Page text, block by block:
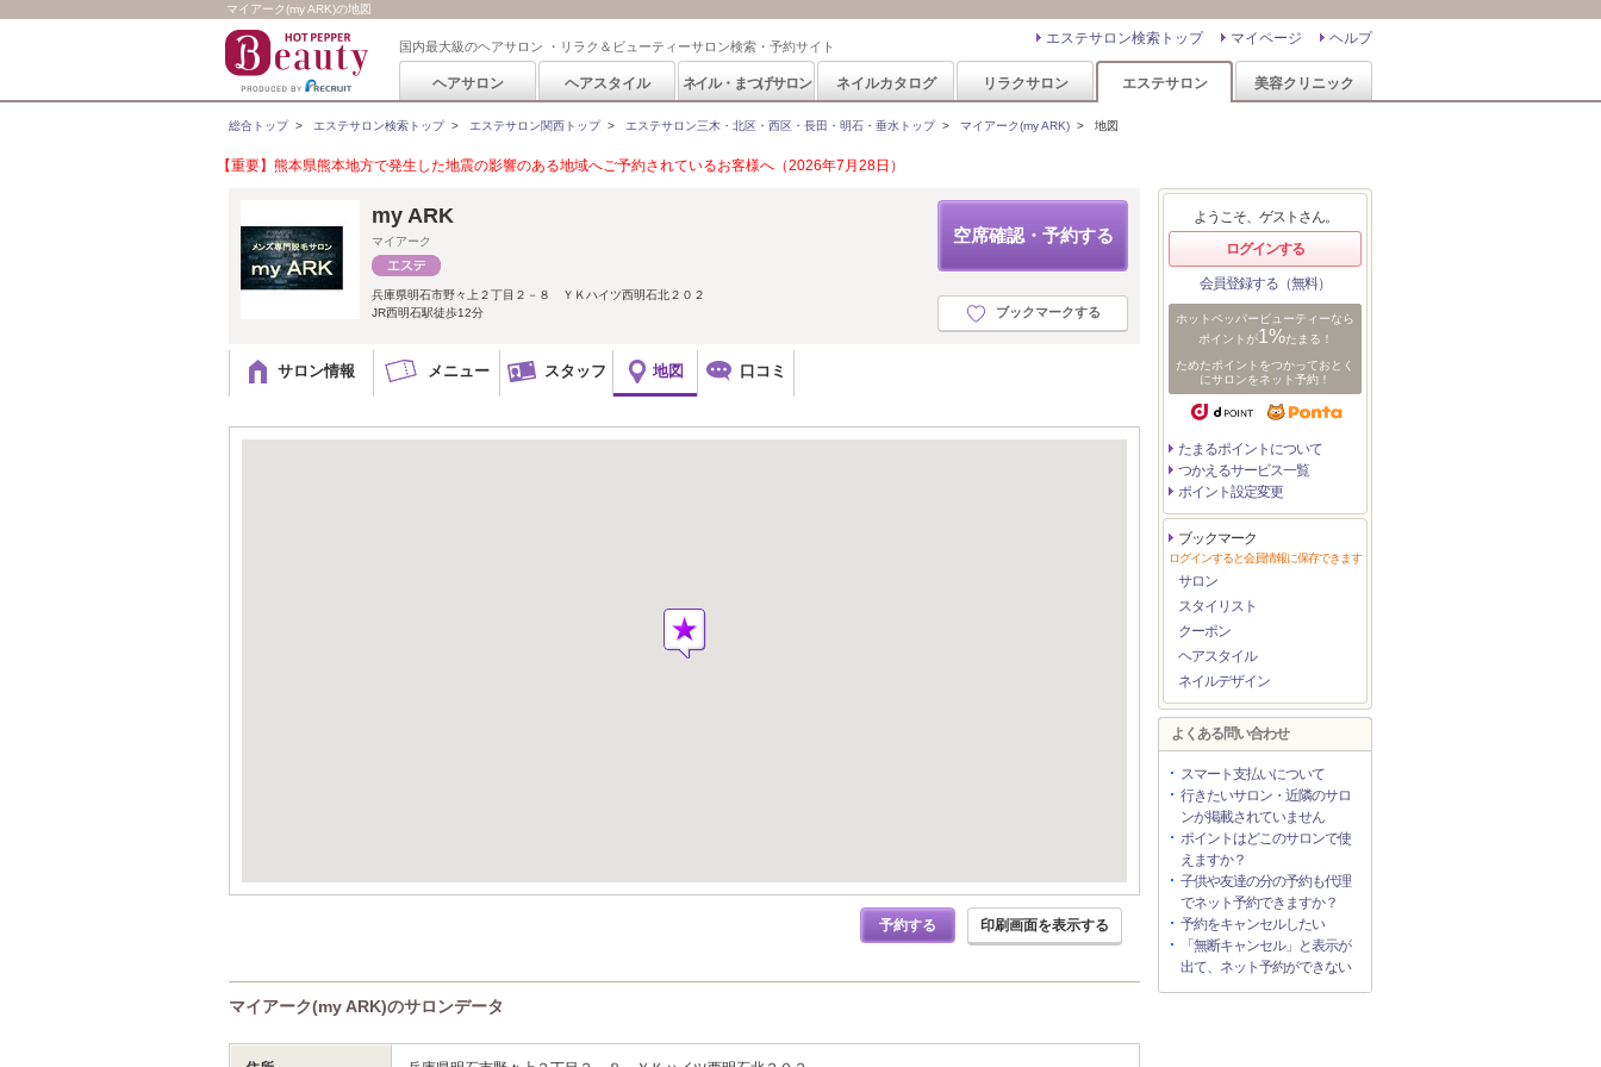
マイアーク(my ARK)の地図
国内最大級のヘアサロン ・リラク＆ビューティーサロン検索・予約サイト ヘルプ
マイページ
エステサロン検索トップ
ヘアサロン ヘアスタイル ネイル・まつげサロン ネイルカタログ リラクサロン エステサロン 美容クリニック
総合トップ> エステサロン検索トップ> エステサロン関西トップ> エステサロン三木・北区・西区・長田・明石・垂水トップ> マイアーク(my ARK) > 地図
【重要】熊本県熊本地方で発生した地震の影響のある地域へご予約されているお客様へ（2026年7月28日）
空席確認・予約する
ブックマークする
my ARK
マイアーク
兵庫県明石市野々上２丁目２－８ ＹＫハイツ西明石北２０２
JR西明石駅徒歩12分
サロン情報 メニュー スタッフ 地図 口コミ
予約する 印刷画面を表示する
マイアーク(my ARK)のサロンデータ
ようこそ、ゲストさん。
ログインする
会員登録する（無料）
ホットペッパービューティーなら
ポイントが1%たまる！
ためたポイントをつかっておとく
にサロンをネット予約！
たまるポイントについて
つかえるサービス一覧
ポイント設定変更
ブックマーク
ログインすると会員情報に保存できます
サロン
スタイリスト
クーポン
ヘアスタイル
ネイルデザイン
よくある問い合わせ
スマート支払いについて
行きたいサロン・近隣のサロ
ンが掲載されていません
ポイントはどこのサロンで使
えますか？
子供や友達の分の予約も代理
でネット予約できますか？
予約をキャンセルしたい
「無断キャンセル」と表示が
出て、ネット予約ができない